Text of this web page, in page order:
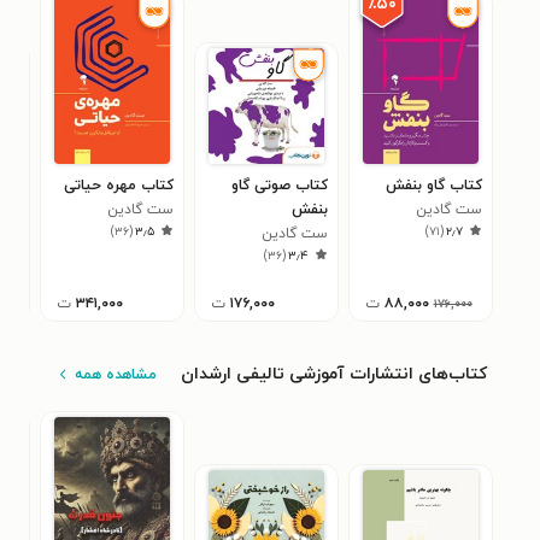
٪۵۰
کتاب گاو بنفش
ست گادین
۲٫۷(۷۱)
۱۷۶,۰۰۰ ۸۸,۰۰۰ ت
کتاب صوتی گاو
بنفش
ست گادین
۳٫۴(۳۶)
۱۷۶,۰۰۰ ت
کتاب مهره حیاتی
ست گادین
۳٫۵(۳۶)
۳۴۱,۰۰۰ ت
کتاب‌های انتشارات آموزشی تالیفی ارشدان مشاهده همه